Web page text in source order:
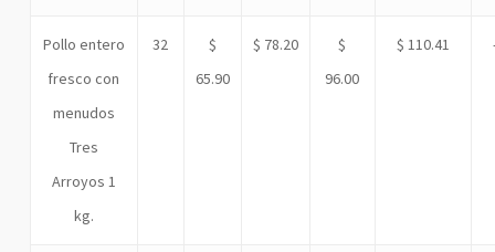
Pollo entero
fresco con
menudos
Tres
Arroyos 1
kg.
32
$
65.90
$ 78.20
$
96.00
$ 110.41